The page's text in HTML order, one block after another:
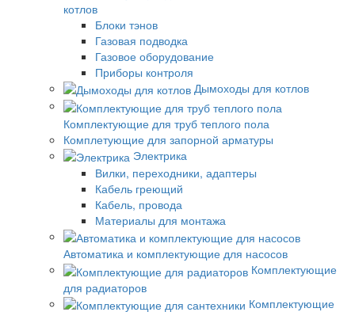
котлов
Блоки тэнов
Газовая подводка
Газовое оборудование
Приборы контроля
Дымоходы для котлов
Комплектующие для труб теплого пола
Комплетующие для запорной арматуры
Электрика
Вилки, переходники, адаптеры
Кабель греющий
Кабель, провода
Материалы для монтажа
Автоматика и комплектующие для насосов
Комплектующие
для радиаторов
Комплектующие